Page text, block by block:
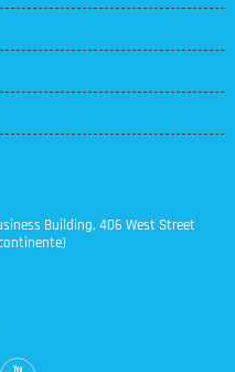
Building, 406 West Street